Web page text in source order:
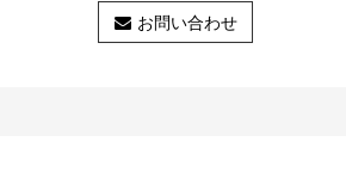
お問い合わせ